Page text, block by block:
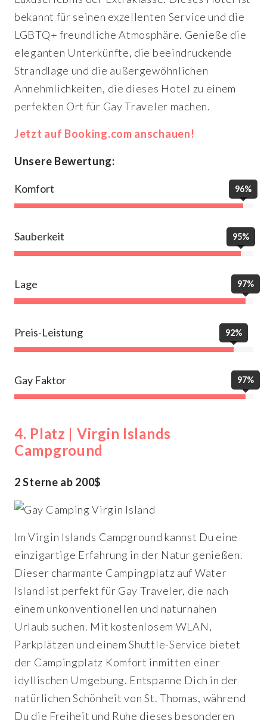
bekannt für seinen exzellenten Service und die
LGBTQ+ freundliche Atmosphäre. Genieße die
eleganten Unterkünfte, die beeindruckende
Strandlage und die außergewöhnlichen
Annehmlichkeiten, die dieses Hotel zu einem
perfekten Ort für Gay Traveler machen.
Jetzt auf Booking.com anschauen!
Unsere Bewertung:
Komfort 96%
Sauberkeit 95%
Lage 97%
Preis-Leistung 92%
Gay Faktor 97%
4. Platz | Virgin Islands
Campground
2 Sterne ab 200$
Im Virgin Islands Campground kannst Du eine
einzigartige Erfahrung in der Natur genießen.
Dieser charmante Campingplatz auf Water
Island ist perfekt für Gay Traveler, die nach
einem unkonventionellen und naturnahen
Urlaub suchen. Mit kostenlosem WLAN,
Parkplätzen und einem Shuttle-Service bietet
der Campingplatz Komfort inmitten einer
idyllischen Umgebung. Entspanne Dich in der
natürlichen Schönheit von St. Thomas, während
Du die Freiheit und Ruhe dieses besonderen